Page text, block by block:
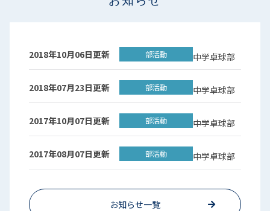
2018年10月06日更新 部活動 中学卓球部
2018年07月23日更新 部活動 中学卓球部
2017年10月07日更新 部活動 中学卓球部
2017年08月07日更新 部活動 中学卓球部
お知らせ一覧